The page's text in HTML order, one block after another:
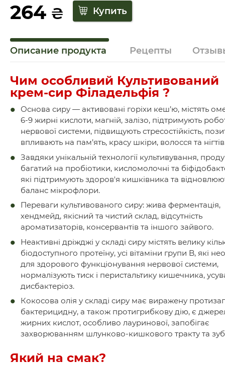
264 ₴
Описание продукта Рецепты
Чим особливий Культивований
крем-сир Філадельфія ?
Основа сиру — активовані горіхи кеш’ю, містять
6-9 жирні кислоти, магній, залізо, підтримують
нервової системи, підвищують стресостійкість,
впливають на пам’ять, красу шкіри, волосся та
Завдяки унікальній технології культивування,
багатий на пробіотики, кисломолочні та
які підтримують здоров'я кишківника та
баланс мікрофлори.
Переваги культивованого сиру: жива ферментація,
хендмейд, якісний та чистий склад, відсутність
ароматизаторів, консервантів та іншого зайвого.
Неактивні дріжджі у складі сиру містять велику
біодоступного протеїну, усі вітаміни групи B, які
для здорового функціонування нервової системи,
нормалізують тиск і перистальтику кишечника,
дисбактеріоз.
Кокосова олія у складі сиру має виражену
бактерицидну, а також протигрибкову дію, є
жирних кислот, особливо лауринової, запобігає
захворюванням шлунково-кишкового тракту та
Який на смак?